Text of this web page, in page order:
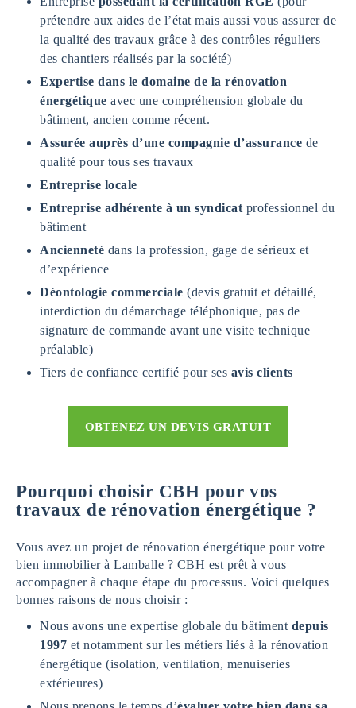
prétendre aux aides de l’état mais aussi vous assurer de
la qualité des travaux grâce à des contrôles réguliers
des chantiers réalisés par la société)
Expertise dans le domaine de la rénovation
énergétique avec une compréhension globale du
bâtiment, ancien comme récent.
Assurée auprès d’une compagnie d’assurance de
qualité pour tous ses travaux
Entreprise locale
Entreprise adhérente à un syndicat professionnel du
bâtiment
Ancienneté dans la profession, gage de sérieux et
d’expérience
Déontologie commerciale (devis gratuit et détaillé,
interdiction du démarchage téléphonique, pas de
signature de commande avant une visite technique
préalable)
Tiers de confiance certifié pour ses avis clients
OBTENEZ UN DEVIS GRATUIT
Pourquoi choisir CBH pour vos
travaux de rénovation énergétique ?
Vous avez un projet de rénovation énergétique pour votre
bien immobilier à Lamballe ? CBH est prêt à vous
accompagner à chaque étape du processus. Voici quelques
bonnes raisons de nous choisir :
Nous avons une expertise globale du bâtiment depuis
1997 et notamment sur les métiers liés à la rénovation
énergétique (isolation, ventilation, menuiseries
extérieures)